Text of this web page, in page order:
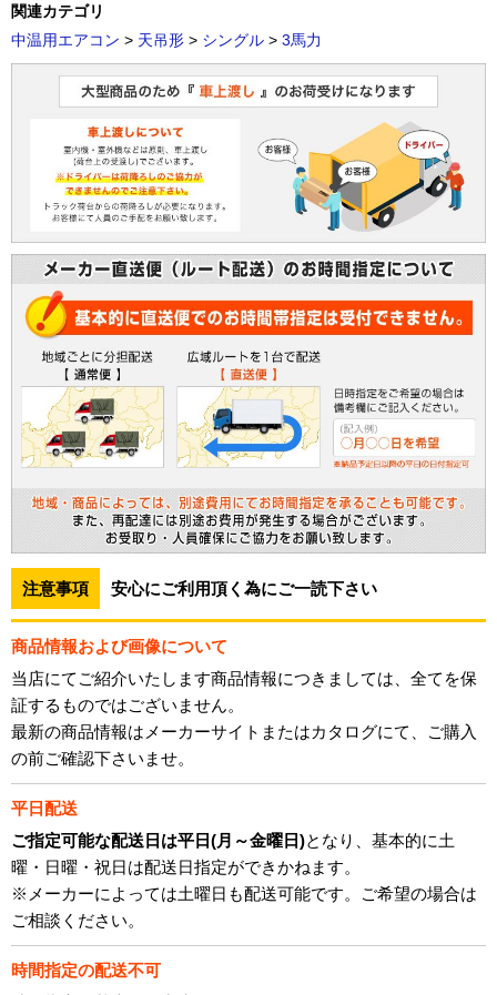
関連カテゴリ
中温用エアコン > 天吊形 > シングル > 3馬力
注意事項 安心にご利用頂く為にご一読下さい
商品情報および画像について
当店にてご紹介いたします商品情報につきましては、全てを保
証するものではございません。
最新の商品情報はメーカーサイトまたはカタログにて、ご購入
の前ご確認下さいませ。
平日配送
ご指定可能な配送日は平日(月～金曜日)となり、基本的に土
曜・日曜・祝日は配送日指定ができかねます。
※メーカーによっては土曜日も配送可能です。ご希望の場合は
ご相談ください。
時間指定の配送不可